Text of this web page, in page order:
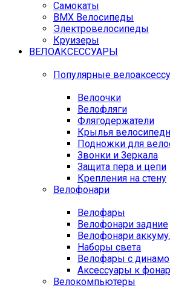
Самокаты
BMX Велосипеды
Электровелосипеды
Круизеры
ВЕЛОАКСЕССУАРЫ
Популярные
Велоочки
Велофляги
Флягодержатели
Крылья
Подножки для
Звонки и Зеркала
Защита пера и цепи
Крепления на стену
Велофонари
Велофары
Велофонари задние
Велофонари
Наборы света
Велофары с динамо
Аксессуары к
Велокомпьютеры